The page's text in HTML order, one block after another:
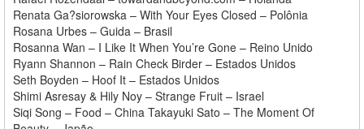
Renata Ga?siorowska – With Your Eyes Closed – Polônia
Rosana Urbes – Guida – Brasil
Rosanna Wan – I Like It When You’re Gone – Reino Unido
Ryann Shannon – Rain Check Birder – Estados Unidos
Seth Boyden – Hoof It – Estados Unidos
Shimi Asresay & Hily Noy – Strange Fruit – Israel
Siqi Song – Food – China Takayuki Sato – The Moment Of